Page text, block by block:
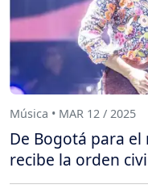
Música • MAR 12 / 2025
De Bogotá para el
recibe la orden